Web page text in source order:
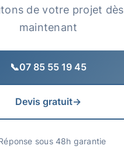
de votre projet dès
maintenant
📞07 85 55 19 45
Devis gratuit→
Réponse sous 48h garantie